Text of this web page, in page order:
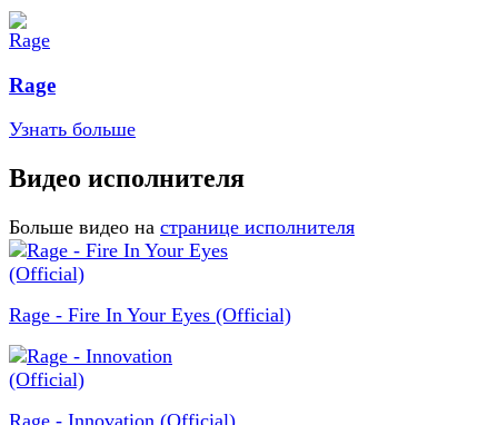
Rage
Узнать больше
Видео исполнителя
Больше видео на странице исполнителя
Rage - Fire In Your Eyes (Official)